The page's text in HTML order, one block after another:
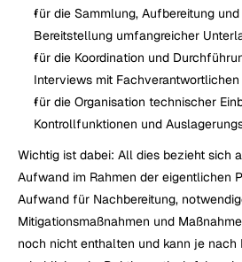
für die Sammlung, Aufbereitung
Bereitstellung umfangreicher
für die Koordination und
Interviews mit Fachverantwortlichen
für die Organisation technischer
Kontrollfunktionen und
Wichtig ist dabei: All dies bezieht sich
Aufwand im Rahmen der eigentlichen
Aufwand für Nachbereitung,
Mitigationsmaßnahmen und
noch nicht enthalten und kann je